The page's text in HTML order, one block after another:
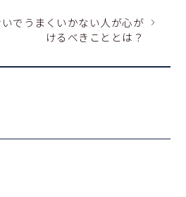
でうまくいかない人が心が
けるべきこととは？